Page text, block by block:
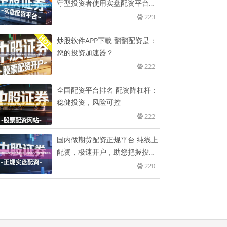
守型投资者使用实盘配资平台的
223
炒股软件APP下载 翻翻配资是：
您的投资加速器？
222
全国配资平台排名 配资降杠杆：
稳健投资，风险可控
222
国内做期货配资正规平台 纯线上
配资，极速开户，助您把握投资
220